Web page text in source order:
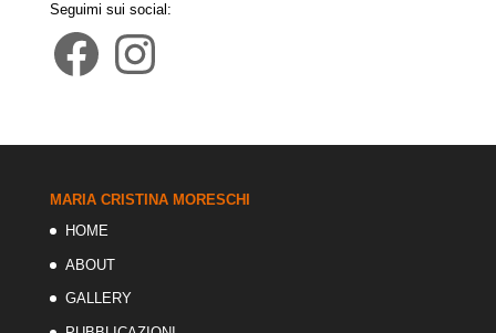
Seguimi sui social:
FacebookInstagram
MARIA CRISTINA MORESCHI
HOME
ABOUT
GALLERY